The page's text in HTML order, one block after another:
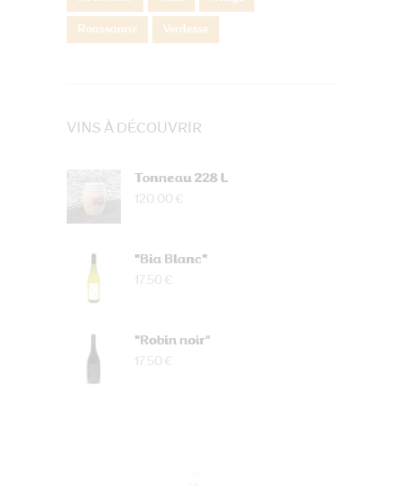
Roussanne Verdesse
VINS À DÉCOUVRIR
Tonneau 228 L
120.00 €
"Bia Blanc"
17.50 €
"Robin noir"
17.50 €